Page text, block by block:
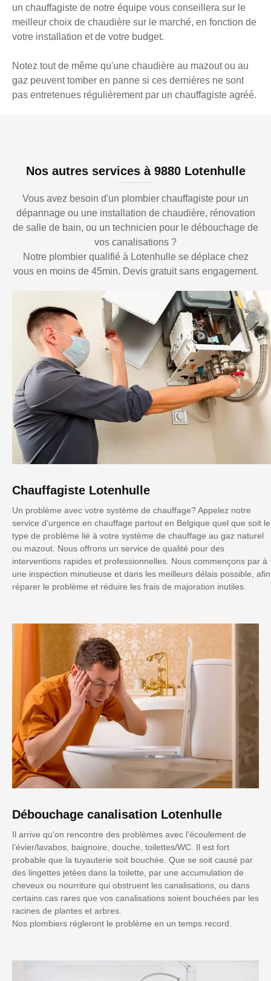
un chauffagiste de notre équipe vous conseillera sur le
meilleur choix de chaudière sur le marché, en fonction de
votre installation et de votre budget.
Notez tout de même qu'une chaudière au mazout ou au
gaz peuvent tomber en panne si ces dernières ne sont
pas entretenues régulièrement par un chauffagiste agréé.
Nos autres services à 9880 Lotenhulle
Vous avez besoin d'un plombier chauffagiste pour un
dépannage ou une installation de chaudière, rénovation
de salle de bain, ou un technicien pour le débouchage de
vos canalisations ?
Notre plombier qualifié à Lotenhulle se déplace chez
vous en moins de 45min. Devis gratuit sans engagement.
Chauffagiste Lotenhulle
Un problème avec votre système de chauffage? Appelez notre
service d’urgence en chauffage partout en Belgique quel que soit le
type de problème lié à votre système de chauffage au gaz naturel
ou mazout. Nous offrons un service de qualité pour des
interventions rapides et professionnelles. Nous commençons par à
une inspection minutieuse et dans les meilleurs délais possible, afin
réparer le problème et réduire les frais de majoration inutiles.
Débouchage canalisation Lotenhulle
Il arrive qu'on rencontre des problèmes avec l’écoulement de
l’évier/lavabos, baignoire, douche, toilettes/WC. Il est fort
probable que la tuyauterie soit bouchée. Que se soit causé par
des lingettes jetées dans la toilette, par une accumulation de
cheveux ou nourriture qui obstruent les canalisations, ou dans
certains cas rares que vos canalisations soient bouchées par les
racines de plantes et arbres.
Nos plombiers régleront le problème en un temps record.